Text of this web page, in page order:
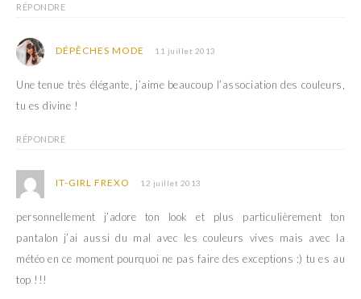
RÉPONDRE
DÉPÊCHES MODE 11 juillet 2013
Une tenue très élégante, j’aime beaucoup l’association des couleurs,
tu es divine !
RÉPONDRE
IT-GIRL FREXO 12 juillet 2013
personnellement j’adore ton look et plus particulièrement ton
pantalon j’ai aussi du mal avec les couleurs vives mais avec la
météo en ce moment pourquoi ne pas faire des exceptions :) tu es au
top !!!